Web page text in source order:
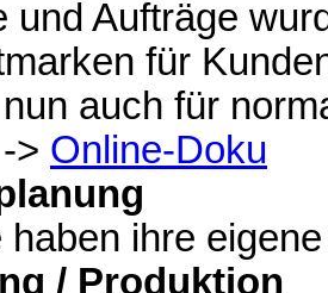
und Aufträge
für
auch für
> Online-Doku
haben ihre
/ Produktion